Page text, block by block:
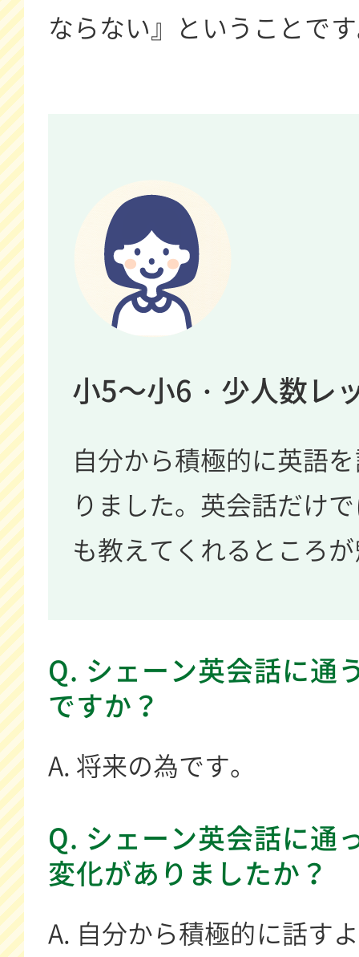
ならない』ということで
小5～小6・少人数レ
自分から積極的に英語
りました。英会話だけ
も教えてくれるところ
Q. シェーン英会話に通
ですか？
A. 将来の為です。
Q. シェーン英会話に通
変化がありましたか？
A. 自分から積極的に話す